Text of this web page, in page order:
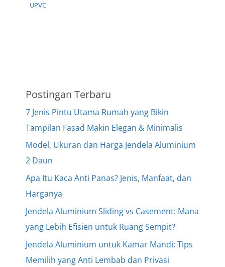
UPVC
Postingan Terbaru
7 Jenis Pintu Utama Rumah yang Bikin
Tampilan Fasad Makin Elegan & Minimalis
Model, Ukuran dan Harga Jendela Aluminium
2 Daun
Apa Itu Kaca Anti Panas? Jenis, Manfaat, dan
Harganya
Jendela Aluminium Sliding vs Casement: Mana
yang Lebih Efisien untuk Ruang Sempit?
Jendela Aluminium untuk Kamar Mandi: Tips
Memilih yang Anti Lembab dan Privasi